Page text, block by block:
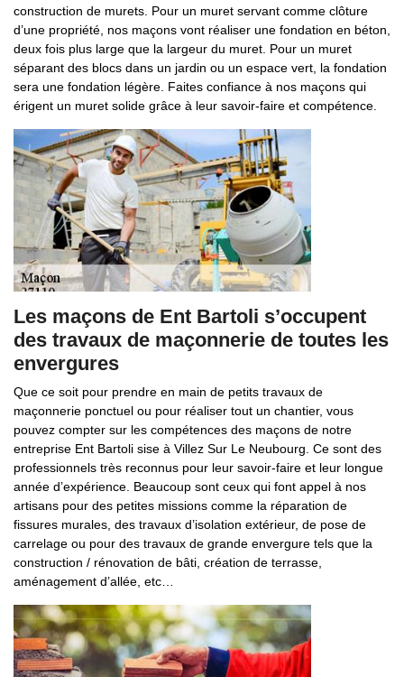
construction de murets. Pour un muret servant comme clôture
d’une propriété, nos maçons vont réaliser une fondation en béton,
deux fois plus large que la largeur du muret. Pour un muret
séparant des blocs dans un jardin ou un espace vert, la fondation
sera une fondation légère. Faites confiance à nos maçons qui
érigent un muret solide grâce à leur savoir-faire et compétence.
Les maçons de Ent Bartoli s’occupent
des travaux de maçonnerie de toutes les
envergures
Que ce soit pour prendre en main de petits travaux de
maçonnerie ponctuel ou pour réaliser tout un chantier, vous
pouvez compter sur les compétences des maçons de notre
entreprise Ent Bartoli sise à Villez Sur Le Neubourg. Ce sont des
professionnels très reconnus pour leur savoir-faire et leur longue
année d’expérience. Beaucoup sont ceux qui font appel à nos
artisans pour des petites missions comme la réparation de
fissures murales, des travaux d’isolation extérieur, de pose de
carrelage ou pour des travaux de grande envergure tels que la
construction / rénovation de bâti, création de terrasse,
aménagement d’allée, etc…